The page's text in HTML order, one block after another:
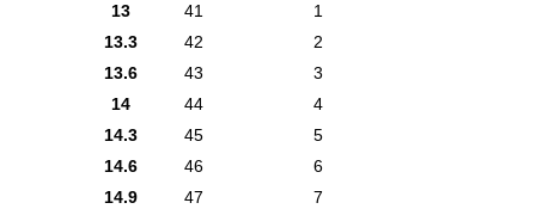
13
41
1
13.3
42
2
13.6
43
3
14
44
4
14.3
45
5
14.6
46
6
14.9
47
7